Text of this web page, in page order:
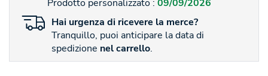
Prodotto personalizzato : 09/09/2026
Hai urgenza di ricevere la merce?
Tranquillo, puoi anticipare la data di
spedizione nel carrello.